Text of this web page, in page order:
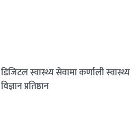
डिजिटल स्वास्थ्य सेवामा कर्णाली स्वास्थ्य
विज्ञान प्रतिष्ठान